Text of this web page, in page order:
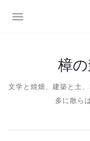
ナビゲーション切り替え
樟
文学と焼畑、建築と土
多に散ら